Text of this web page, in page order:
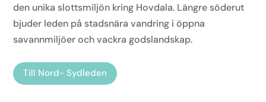
den unika slottsmiljön kring Hovdala. Längre söderut
bjuder leden på stadsnära vandring i öppna
savannmiljöer och vackra godslandskap.
Till Nord- Sydleden